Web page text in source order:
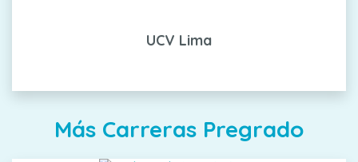
UCV Lima
Más Carreras Pregrado